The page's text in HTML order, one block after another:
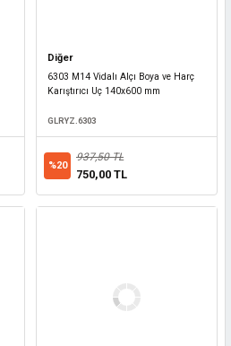
Diğer
6303 M14 Vidalı Alçı Boya ve Harç
Karıştırıcı Uç 140x600 mm
GLRYZ.6303
%20
937,50 TL
750,00 TL